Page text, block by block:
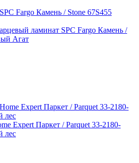
ламинат SPC Fargo Камень /
Агат
Expert Паркет / Parquet 33-2180-
лес